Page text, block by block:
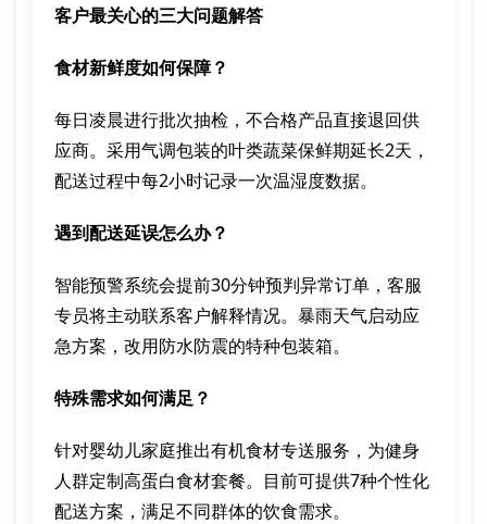
客户最关心的三大问题解答
食材新鲜度如何保障？
每日凌晨进行批次抽检，不合格产品直接退回供
应商。采用气调包装的叶类蔬菜保鲜期延长2天，
配送过程中每2小时记录一次温湿度数据。
遇到配送延误怎么办？
智能预警系统会提前30分钟预判异常订单，客服
专员将主动联系客户解释情况。暴雨天气启动应
急方案，改用防水防震的特种包装箱。
特殊需求如何满足？
针对婴幼儿家庭推出有机食材专送服务，为健身
人群定制高蛋白食材套餐。目前可提供7种个性化
配送方案，满足不同群体的饮食需求。